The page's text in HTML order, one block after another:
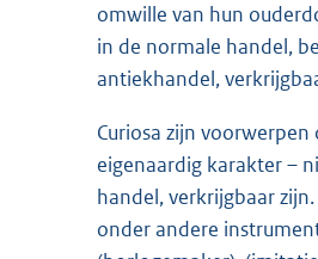
omwille van hun
in de normale handel,
antiekhandel,
Curiosa zijn voorwerpen
eigenaardig karakter –
handel, verkrijgbaar
onder andere